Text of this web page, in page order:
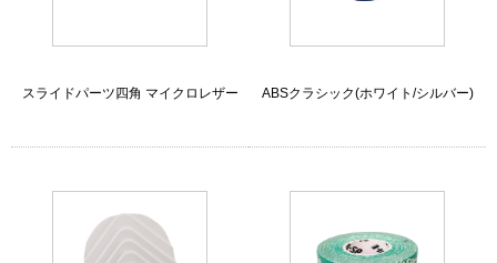
スライドパーツ四角 マイクロレザー ABSクラシック(ホワイト/シルバー)